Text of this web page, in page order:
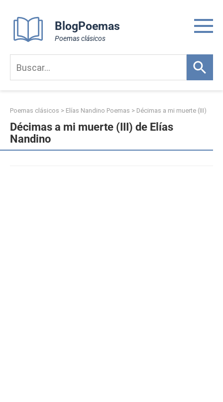
content
BlogPoemas
Poemas clásicos
Poemas clásicos > Elías Nandino Poemas > Décimas a mi muerte (III)
Décimas a mi muerte (III) de Elías
Nandino